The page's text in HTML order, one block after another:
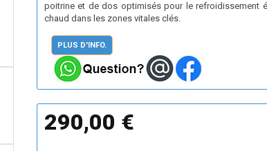
poitrine et de dos optimisés pour le refroidissement
chaud dans les zones vitales clés.
PLUS D'INFO.
290,00 €